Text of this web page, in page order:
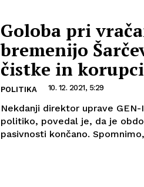
Goloba pri
bremenijo
čistke in
POLITIKA 10. 12. 2021, 5:29
Nekdanji direktor uprave
politiko, povedal je, da je
pasivnosti končano.